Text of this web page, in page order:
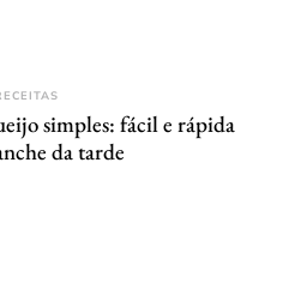
simples: fácil e rápida
da tarde